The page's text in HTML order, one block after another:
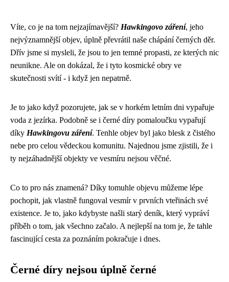
Víte, co je na tom nejzajímavější? Hawkingovo záření, jeho
nejvýznamnější objev, úplně převrátil naše chápání černých děr.
Dřív jsme si mysleli, že jsou to jen temné propasti, ze kterých nic
neunikne. Ale on dokázal, že i tyto kosmické obry ve
skutečnosti svítí - i když jen nepatrně.
Je to jako když pozorujete, jak se v horkém letním dni vypařuje
voda z jezírka. Podobně se i černé díry pomaloučku vypařují
díky Hawkingovu záření. Tenhle objev byl jako blesk z čistého
nebe pro celou vědeckou komunitu. Najednou jsme zjistili, že i
ty nejzáhadnější objekty ve vesmíru nejsou věčné.
Co to pro nás znamená? Díky tomuhle objevu můžeme lépe
pochopit, jak vlastně fungoval vesmír v prvních vteřinách své
existence. Je to, jako kdybyste našli starý deník, který vypráví
příběh o tom, jak všechno začalo. A nejlepší na tom je, že tahle
fascinující cesta za poznáním pokračuje i dnes.
Černé díry nejsou úplně černé